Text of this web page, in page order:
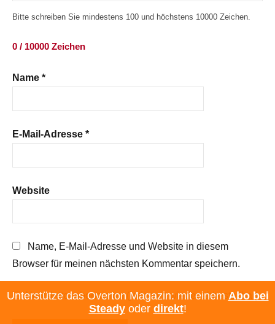
Bitte schreiben Sie mindestens 100 und höchstens 10000 Zeichen.
0 / 10000 Zeichen
Name *
E-Mail-Adresse *
Website
Name, E-Mail-Adresse und Website in diesem
Browser für meinen nächsten Kommentar speichern.
Newsletter abonnieren (jederzeit wieder abbestellbar)
Unterstütze das Overton Magazin: mit einem Abo bei
Steadyoder direkt!